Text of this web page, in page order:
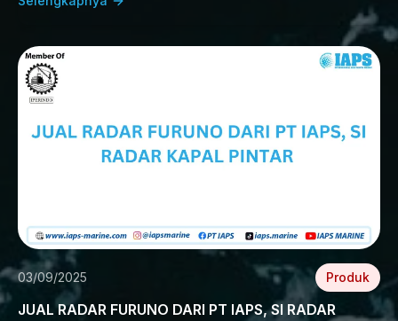
03/09/2025 Produk
JUAL RADAR FURUNO DARI PT IAPS, SI RADAR